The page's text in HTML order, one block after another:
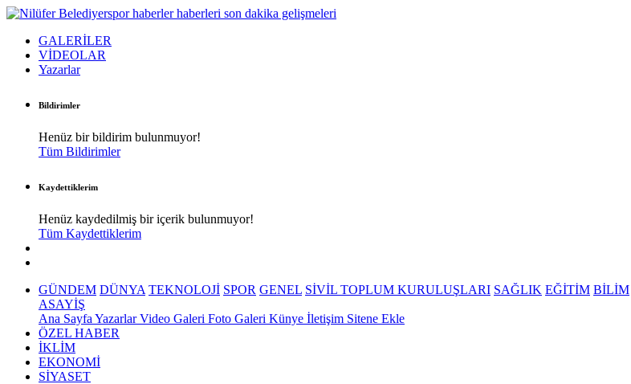
GALERİLER
VİDEOLAR
Yazarlar
Bildirimler
Henüz bir bildirim bulunmuyor!
Tüm Bildirimler
Kaydettiklerim
Henüz kaydedilmiş bir içerik bulunmuyor!
Tüm Kaydettiklerim
GÜNDEM DÜNYA TEKNOLOJİ SPOR GENEL SİVİL TOPLUM KURULUŞLARI SAĞLIK EĞİTİM BİLİM
ASAYİŞ
Ana Sayfa YazarlarVideo Galeri Foto Galeri Künye İletişim Sitene Ekle
ÖZEL HABER
İKLİM
EKONOMİ
SİYASET